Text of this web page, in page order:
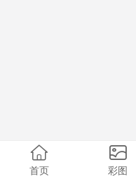
首页 彩图